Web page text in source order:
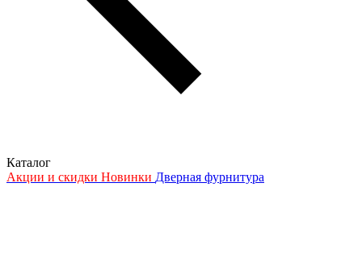
Каталог
Акции и скидки Новинки Дверная фурнитура